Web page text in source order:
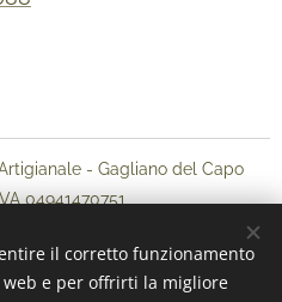
- Gagliano del Capo
04941470751
creato conWebnode
il corretto funzionamento
e per offrirti la migliore